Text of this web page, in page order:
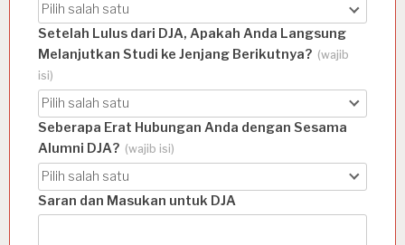
Pilih salah satu
Setelah Lulus dari DJA, Apakah Anda Langsung
Melanjutkan Studi ke Jenjang Berikutnya? (wajib
isi)
Pilih salah satu
Seberapa Erat Hubungan Anda dengan Sesama
Alumni DJA? (wajib isi)
Pilih salah satu
Saran dan Masukan untuk DJA